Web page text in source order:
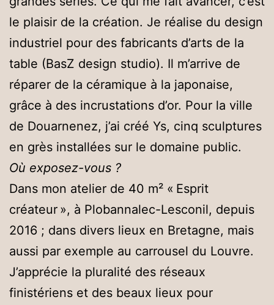
le plaisir de la création. Je réalise du design
industriel pour des fabricants d’arts de la
table (BasZ design studio). Il m’arrive de
réparer de la céramique à la japonaise,
grâce à des incrustations d’or. Pour la ville
de Douarnenez, j’ai créé Ys, cinq sculptures
en grès installées sur le domaine public.
Où exposez-vous ?
Dans mon atelier de 40 m² « Esprit
créateur », à Plobannalec-Lesconil, depuis
2016 ; dans divers lieux en Bretagne, mais
aussi par exemple au carrousel du Louvre.
J’apprécie la pluralité des réseaux
finistériens et des beaux lieux pour